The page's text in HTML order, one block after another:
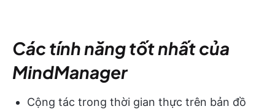
Các tính năng tốt nhất của
MindManager
Cộng tác trong thời gian thực trên bản đồ